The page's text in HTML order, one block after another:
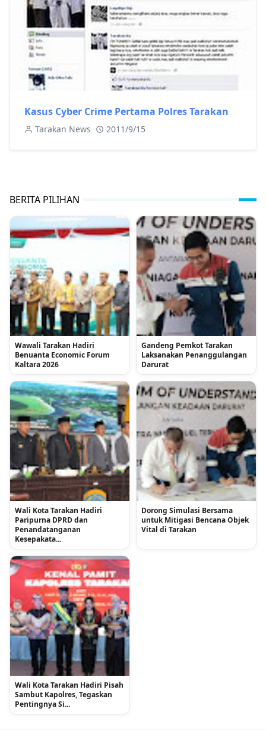
Kasus Cyber Crime Pertama Polres Tarakan
Tarakan News 2011/9/15
BERITA PILIHAN
Wawali Tarakan Hadiri
Benuanta Economic Forum
Kaltara 2026
Gandeng Pemkot Tarakan
Laksanakan Penanggulangan
Darurat
Wali Kota Tarakan Hadiri
Paripurna DPRD dan
Penandatanganan
Kesepakata...
Dorong Simulasi Bersama
untuk Mitigasi Bencana Objek
Vital di Tarakan
Wali Kota Tarakan Hadiri Pisah
Sambut Kapolres, Tegaskan
Pentingnya Si...